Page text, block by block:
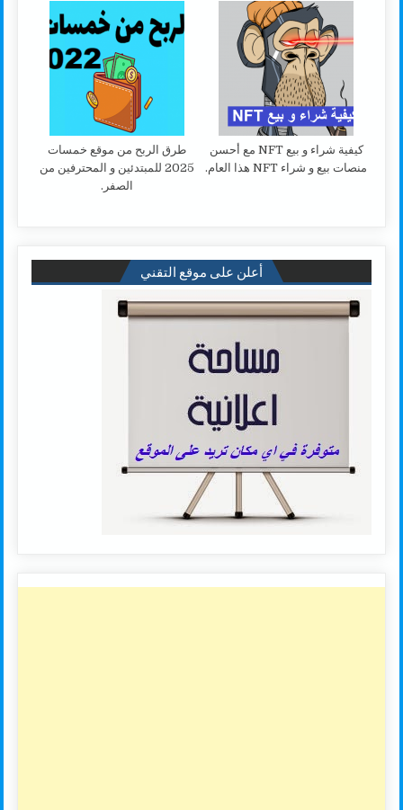
كيفية شراء و بيع NFT مع أحسن
منصات بيع و شراء NFT هذا العام.
طرق الربح من موقع خمسات
2025 للمبتدئين و المحترفين من
الصفر.
أعلن على موقع التقني